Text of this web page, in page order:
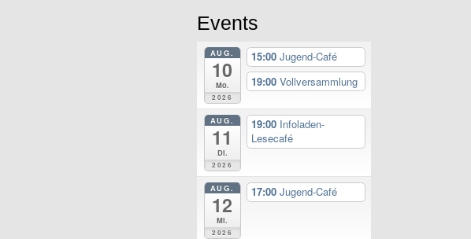
Events
AUG.
10
Mo.
2026
15:00 Jugend-Café
19:00 Vollversammlung
AUG.
11
Di.
2026
19:00 Infoladen-
Lesecafé
AUG.
12
Mi.
2026
17:00 Jugend-Café